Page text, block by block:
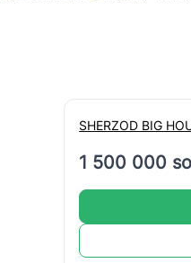
SHERZOD BIG
1 500 000